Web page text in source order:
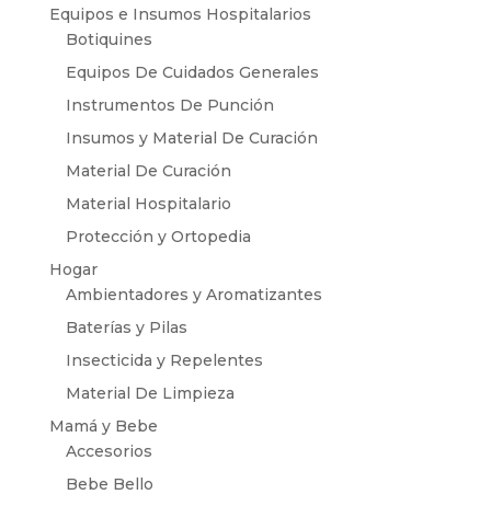
Equipos e Insumos Hospitalarios
Botiquines
Equipos De Cuidados Generales
Instrumentos De Punción
Insumos y Material De Curación
Material De Curación
Material Hospitalario
Protección y Ortopedia
Hogar
Ambientadores y Aromatizantes
Baterías y Pilas
Insecticida y Repelentes
Material De Limpieza
Mamá y Bebe
Accesorios
Bebe Bello